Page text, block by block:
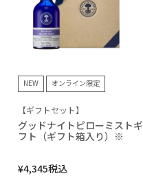
NEW オンライン限定
【ギフトセット】
グッドナイトピローミストギ
フト（ギフト箱入り）※
¥4,345税込